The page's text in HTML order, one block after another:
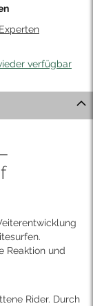
verfügbar
Reaktion und
Rider. Durch